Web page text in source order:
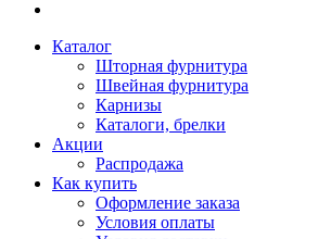
Каталог
Шторная фурнитура
Швейная фурнитура
Карнизы
Каталоги, брелки
Акции
Распродажа
Как купить
Оформление заказа
Условия оплаты